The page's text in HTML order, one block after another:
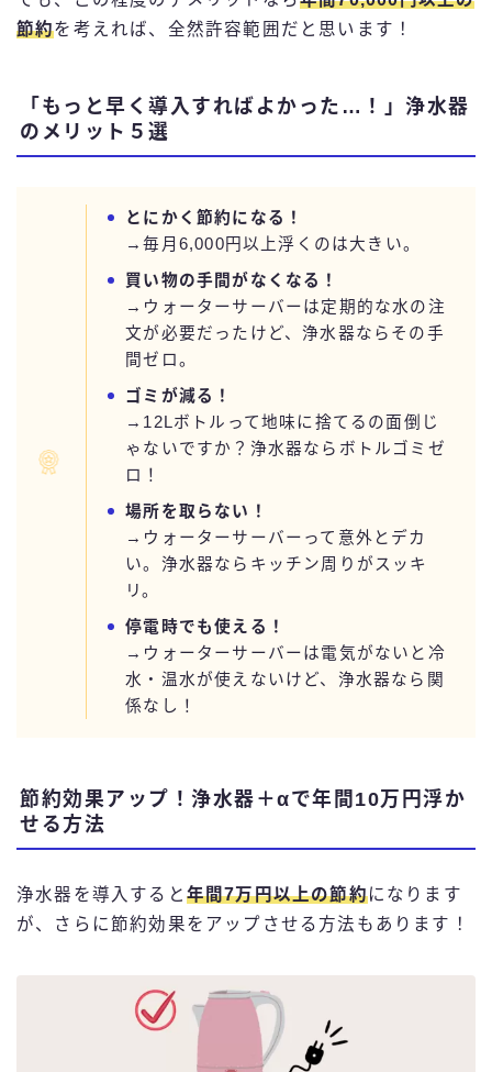
節約を考えれば、全然許容範囲だと思います！
「もっと早く導入すればよかった…！」浄水器
のメリット５選
とにかく節約になる！
→毎月6,000円以上浮くのは大きい。
買い物の手間がなくなる！
→ウォーターサーバーは定期的な水の注
文が必要だったけど、浄水器ならその手
間ゼロ。
ゴミが減る！
→12Lボトルって地味に捨てるの面倒じ
ゃないですか？浄水器ならボトルゴミゼ
ロ！
場所を取らない！
→ウォーターサーバーって意外とデカ
い。浄水器ならキッチン周りがスッキ
リ。
停電時でも使える！
→ウォーターサーバーは電気がないと冷
水・温水が使えないけど、浄水器なら関
係なし！
節約効果アップ！浄水器＋αで年間10万円浮か
せる方法
浄水器を導入すると 年間7万円以上の節約になります
が、さらに節約効果をアップさせる方法もあります！